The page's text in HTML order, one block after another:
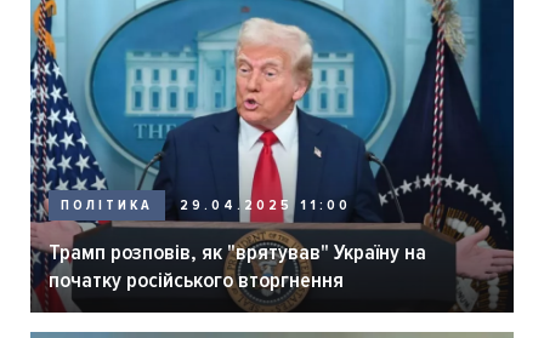
ПОЛІТИКА 29.04.2025 11:00
Трамп розповів, як "врятував" Україну на
початку російського вторгнення